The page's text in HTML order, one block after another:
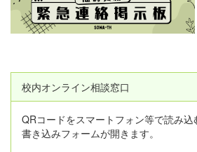
校内オンライン相談窓口
QRコードをスマートフォン等で読み込
書き込みフォームが開きます。